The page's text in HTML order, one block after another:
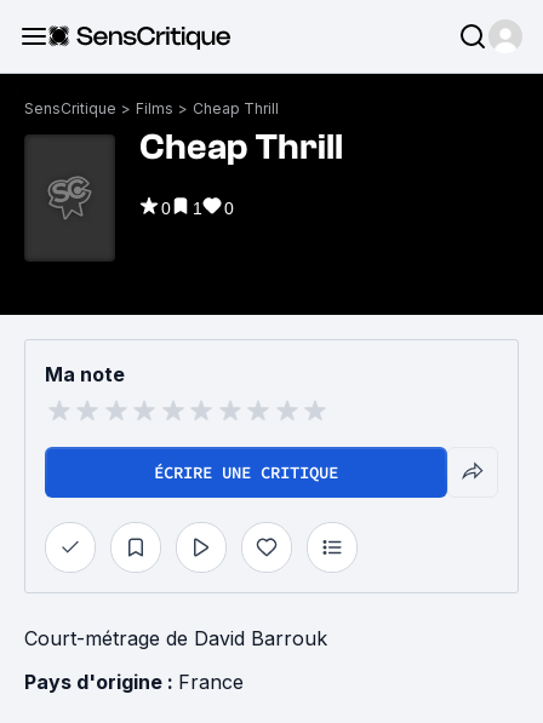
SensCritique > Films > Cheap Thrill
Cheap Thrill
0 1 0
Ma note
ÉCRIRE UNE CRITIQUE
Court-métrage de David Barrouk
Pays d'origine : France